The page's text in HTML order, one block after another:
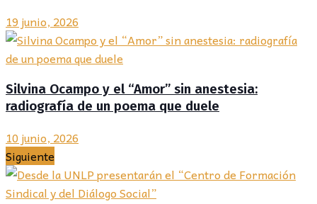
19 junio, 2026
Silvina Ocampo y el “Amor” sin anestesia:
radiografía de un poema que duele
10 junio, 2026
Siguiente